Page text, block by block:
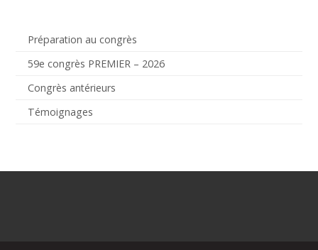
Préparation au congrès
59e congrès PREMIER – 2026
Congrès antérieurs
Témoignages